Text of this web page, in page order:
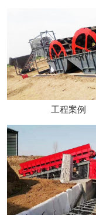
工程案例